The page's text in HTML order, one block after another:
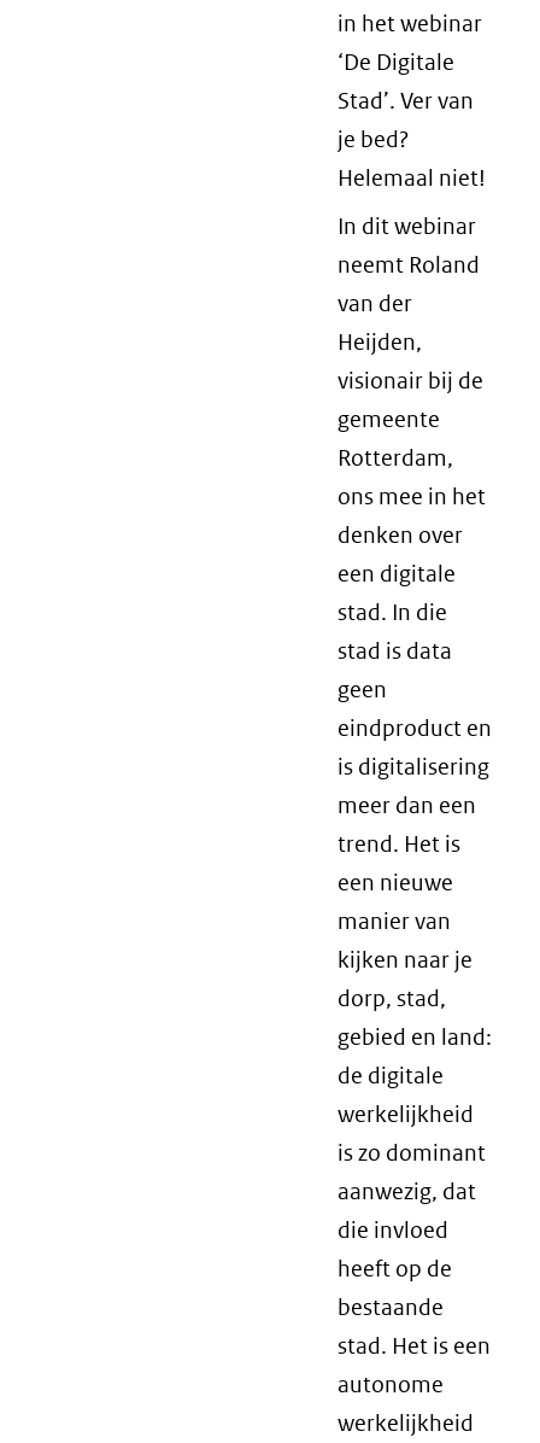
in het webinar
‘De Digitale
Stad’. Ver van
je bed?
Helemaal niet!
In dit webinar
neemt Roland
van der
Heijden,
visionair bij de
gemeente
Rotterdam,
ons mee in het
denken over
een digitale
stad. In die
stad is data
geen
eindproduct en
is digitalisering
meer dan een
trend. Het is
een nieuwe
manier van
kijken naar je
dorp, stad,
gebied en land:
de digitale
werkelijkheid
is zo dominant
aanwezig, dat
die invloed
heeft op de
bestaande
stad. Het is een
autonome
werkelijkheid